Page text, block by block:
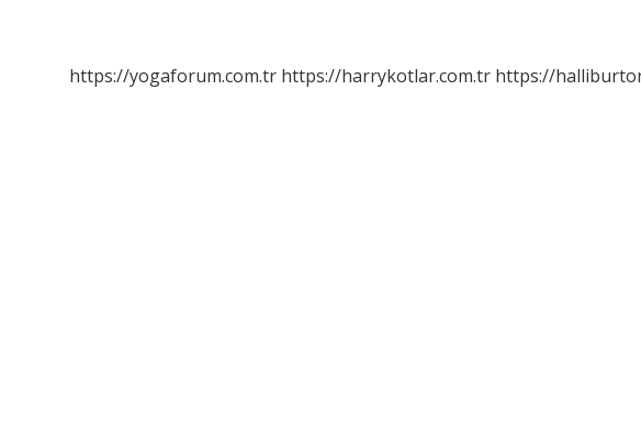
https://yogaforum.com.tr https://harrykotlar.com.tr https://